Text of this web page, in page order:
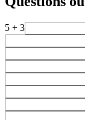
5 + 3